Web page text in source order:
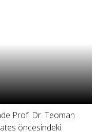
Prof. Dr. Teoman
öncesindeki